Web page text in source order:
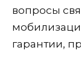
вопросы
гарантии,